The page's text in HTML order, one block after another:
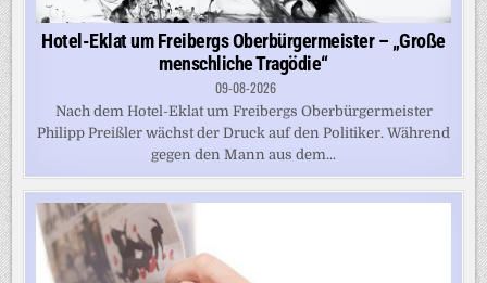
Hotel-Eklat um Freibergs Oberbürgermeister – „Große
menschliche Tragödie“
09-08-2026
Nach dem Hotel-Eklat um Freibergs Oberbürgermeister
Philipp Preißler wächst der Druck auf den Politiker. Während
gegen den Mann aus dem...